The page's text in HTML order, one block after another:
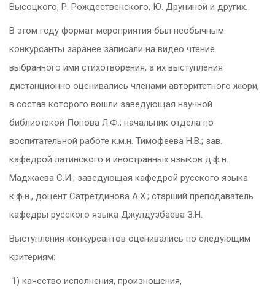
Высоцкого, Р. Рождественского, Ю. Друниной и других.
В этом году формат мероприятия был необычным:
конкурсанты заранее записали на видео чтение
выбранного ими стихотворения, а их выступления
дистанционно оценивались членами авторитетного жюри,
в состав которого вошли заведующая научной
библиотекой Попова Л.Ф.; начальник отдела по
воспитательной работе к.м.н. Тимофеева Н.В.; зав.
кафедрой латинского и иностранных языков д.ф.н.
Маджаева С.И.; заведующая кафедрой русского языка
к.ф.н., доцент Сатретдинова А.Х.; старший преподаватель
кафедры русского языка Джулдузбаева З.Н.
Выступления конкурсантов оценивались по следующим
критериям:
1) качество исполнения, произношения,